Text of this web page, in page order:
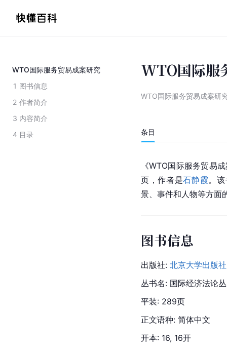
WTO国际服务贸易成案研究
1 图书信息
2 作者简介
3 内容简介
4 目录
WTO国际服
WTO国际服务贸易成案研
条目
《WTO国际服务贸易
页，作者是石静霞。
景、事件和人物等方面
图书信息
出版社: 北京大学出版社
丛书名: 国际经济法论丛
平装: 289页
正文语种: 简体中文
开本: 16, 16开